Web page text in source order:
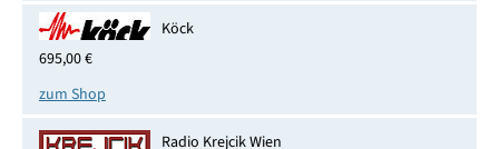
Köck
695,00 €
zum Shop
Radio Krejcik Wien